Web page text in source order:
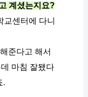
계셨는지요?
교센터에 다니
준다고 해서
마침 잘됐다
.